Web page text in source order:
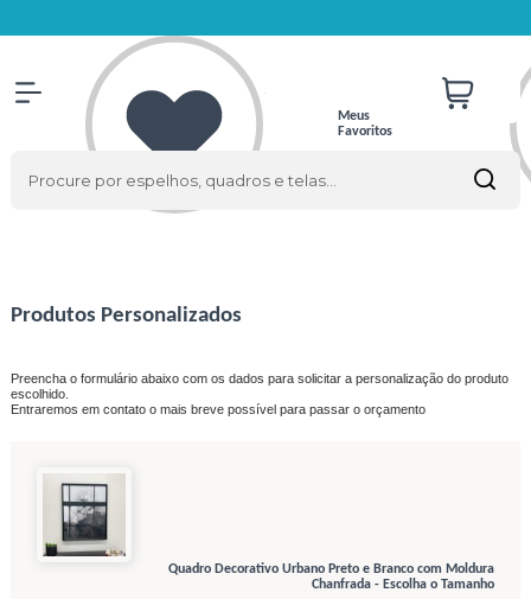
Meus
Favoritos
Produtos Personalizados
Preencha o formulário abaixo com os dados para solicitar a personalização do produto
escolhido.
Entraremos em contato o mais breve possível para passar o orçamento
Quadro Decorativo Urbano Preto e Branco com Moldura
Chanfrada - Escolha o Tamanho